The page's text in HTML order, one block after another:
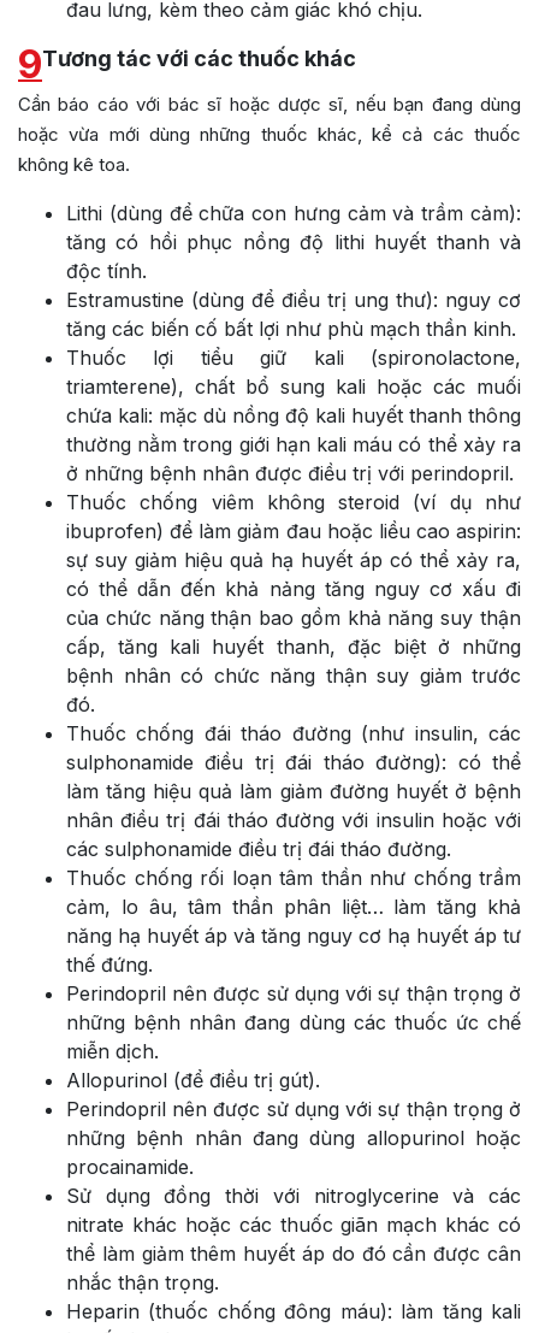
đau lưng, kèm theo cảm giác khó chịu.
9Tương tác với các thuốc khác
Cần báo cáo với bác sĩ hoặc dược sĩ, nếu bạn đang dùng
hoặc vừa mới dùng những thuốc khác, kể cả các thuốc
không kê toa.
Lithi (dùng để chữa con hưng cảm và trầm cảm):
tăng có hồi phục nồng độ lithi huyết thanh và
độc tính.
Estramustine (dùng để điều trị ung thư): nguy cơ
tăng các biến cố bất lợi như phù mạch thần kinh.
Thuốc lợi tiểu giữ kali (spironolactone,
triamterene), chất bổ sung kali hoặc các muối
chứa kali: mặc dù nồng độ kali huyết thanh thông
thường nằm trong giới hạn kali máu có thể xảy ra
ở những bệnh nhân được điều trị với perindopril.
Thuốc chống viêm không steroid (ví dụ như
ibuprofen) để làm giảm đau hoặc liều cao aspirin:
sự suy giảm hiệu quả hạ huyết áp có thể xảy ra,
có thể dẫn đến khả nảng tăng nguy cơ xấu đi
của chức năng thận bao gồm khả năng suy thận
cấp, tăng kali huyết thanh, đặc biệt ở những
bệnh nhân có chức năng thận suy giảm trước
đó.
Thuốc chống đái tháo đường (như insulin, các
sulphonamide điều trị đái tháo đường): có thể
làm tăng hiệu quả làm giảm đường huyết ở bệnh
nhân điều trị đái tháo đường với insulin hoặc với
các sulphonamide điều trị đái tháo đường.
Thuốc chống rối loạn tâm thần như chống trầm
cảm, lo âu, tâm thần phân liệt… làm tăng khả
năng hạ huyết áp và tăng nguy cơ hạ huyết áp tư
thế đứng.
Perindopril nên được sử dụng với sự thận trọng ở
những bệnh nhân đang dùng các thuốc ức chế
miễn dịch.
Allopurinol (để điều trị gút).
Perindopril nên được sử dụng với sự thận trọng ở
những bệnh nhân đang dùng allopurinol hoặc
procainamide.
Sử dụng đồng thời với nitroglycerine và các
nitrate khác hoặc các thuốc giãn mạch khác có
thể làm giảm thêm huyết áp do đó cần được cân
nhắc thận trọng.
Heparin (thuốc chống đông máu): làm tăng kali